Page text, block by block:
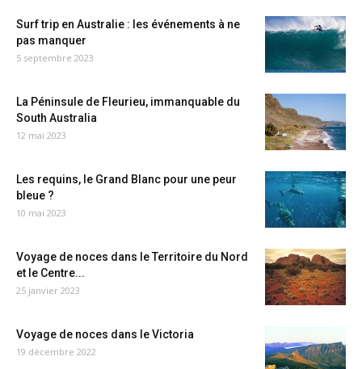
Surf trip en Australie : les événements à ne
pas manquer
5 septembre 2023
La Péninsule de Fleurieu, immanquable du
South Australia
12 mai 2023
Les requins, le Grand Blanc pour une peur
bleue ?
10 mai 2023
Voyage de noces dans le Territoire du Nord
et le Centre...
25 janvier 2023
Voyage de noces dans le Victoria
19 décembre 2022